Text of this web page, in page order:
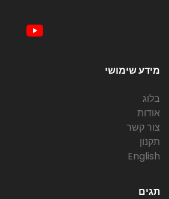
מידע שימושי
בלוג
אודות
צור קשר
תקנון
English
תגים